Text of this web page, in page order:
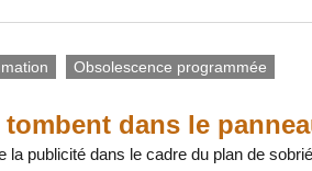
Obsolescence programmée
dans le
la publicité dans le cadre du plan de